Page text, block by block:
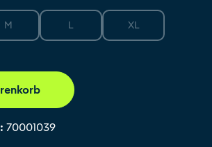
M(Diese Option ist zurzeit nicht verfügbar.)
L(Diese Option ist zurzeit nicht
XL(Diese Option ist
70001039